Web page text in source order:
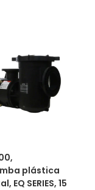
plástica
EQ SERIES, 15